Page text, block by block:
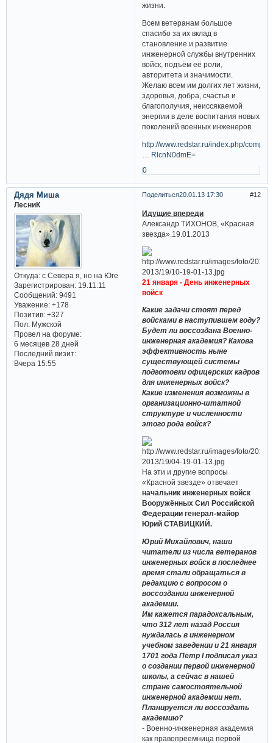
жизни.
Всем ветеранам большое
спасибо за их вклад в
становление и развитие
инженерной службы внутренних
войск, подъём её роли,
авторитета и значимости.
Желаю всем им долгих лет жизни,
здоровья, добра, счастья и
благополучия, неиссякаемой
энергии в деле воспитания новых
поколений военных инженеров.
http://www.redstar.ru/index.php/
… RlcnN0dmE=
0
Поделиться 12
20.01.13 17:30
Дядя Миша
ЛесниК
Откуда:с Севера я, но на Юге
Зарегистрирован: 19.11.11
Сообщений:9491
Уважение: +178
Позитив: +327
Пол:Мужской
Провел на форуме:
6 месяцев 28 дней
Последний визит:
Вчера 15:55
Идущие впереди
Александр ТИХОНОВ, «Красная
звезда».19.01.2013
21 января - День инженерных
войск
Какие задачи стоят перед
войсками в наступившем году?
Будет ли воссоздана Военно-
инженерная академия? Какова
эффективность ныне
существующей системы
подготовки офицерских кадров
для инженерных войск?
Какие изменения возможны в
организационно-штатной
структуре и численности
этого рода войск?
На эти и другие вопросы
«Красной звезде» отвечает
начальник инженерных войск
Вооружённых Сил Российской
Федерации генерал-майор
Юрий СТАВИЦКИЙ.
Юрий Михайлович, наши
читатели из числа ветеранов
инженерных войск в последнее
время стали обращаться в
редакцию с вопросом о
воссоздании инженерной
академии.
Им кажется парадоксальным,
что 312 лет назад Россия
нуждалась в инженерном
учебном заведении и 21 января
1701 года Пётр I подписал указ
о создании первой инженерной
школы, а сейчас в нашей
стране самостоятельной
инженерной академии нет.
Планируется ли воссоздать
академию?
- Военно-инженерная академия
как правопреемница первой